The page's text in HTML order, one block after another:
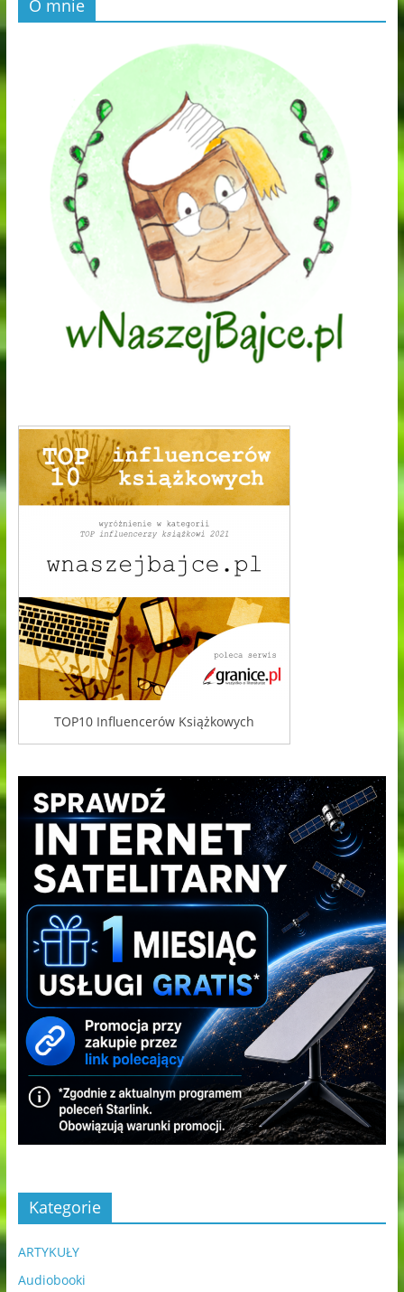
O mnie
TOP10 Influencerów Książkowych
Kategorie
ARTYKUŁY
Audiobooki